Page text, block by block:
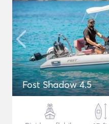
Fost Shadow 4.5